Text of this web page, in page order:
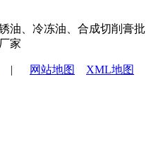
油、冷冻油、合成切削膏批
家
| 网站地图 XML地图